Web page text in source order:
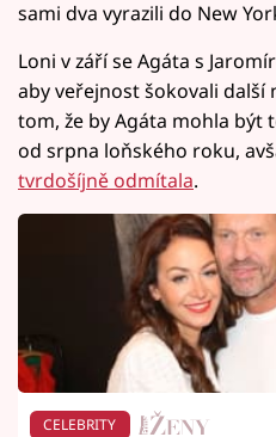
sami dva vyrazili do New
Loni v září se Agáta s
aby veřejnost šokovali další
tom, že by Agáta mohla být
od srpna loňského roku,
tvrdošíjně odmítala.
CELEBRITY